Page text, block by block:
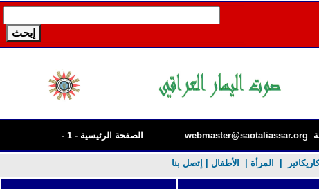
webmaster@saotaliassar.org الصفحة الرئيسية - 1 -
كاريكاتير المرأة الأطفال | إتصل بنا